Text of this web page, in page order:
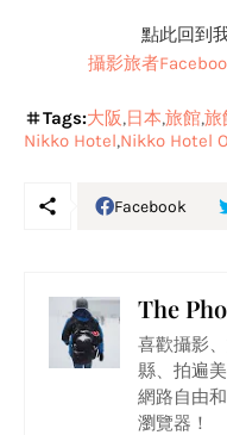
點此回到
攝影旅者
Tags:大阪 日本 旅館旅
Nikko Hotel Nikko Hotel
Facebook
The
喜歡攝影
縣、拍遍
網路自由
瀏覽器！